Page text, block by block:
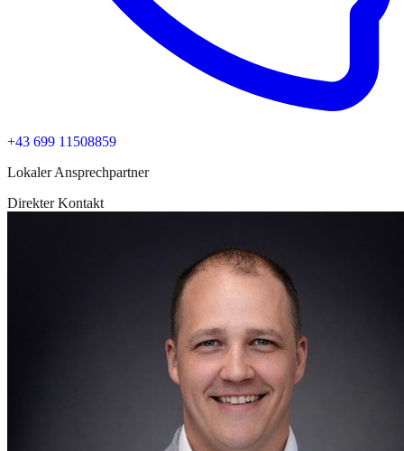
+43 699 11508859
Lokaler Ansprechpartner
Direkter Kontakt